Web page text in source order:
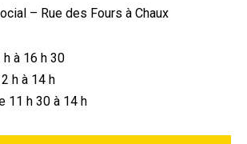
– Rue des Fours à Chaux
à 16 h 30
h à 14 h
11 h 30 à 14 h